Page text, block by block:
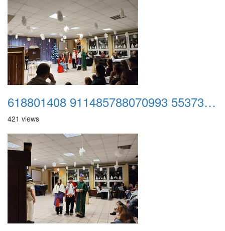
618801408 911485788070993 5537344883745921386 n
421 views